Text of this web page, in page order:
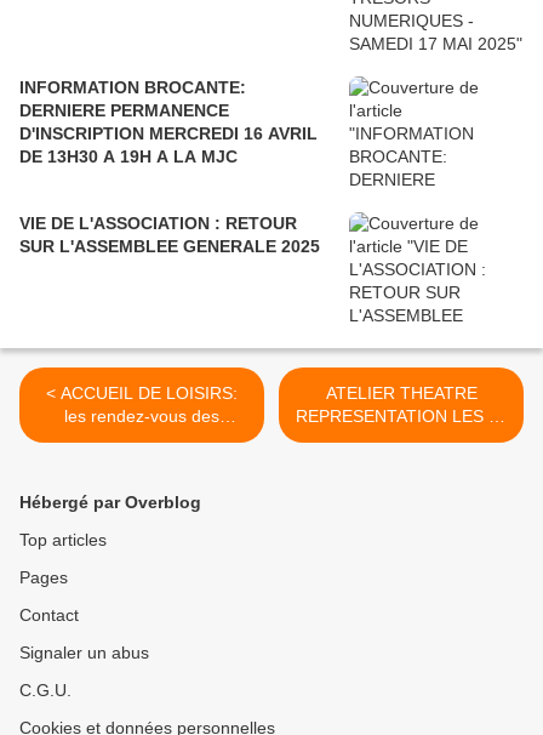
INFORMATION BROCANTE:
DERNIERE PERMANENCE
D'INSCRIPTION MERCREDI 16 AVRIL
DE 13H30 A 19H A LA MJC
VIE DE L'ASSOCIATION : RETOUR
SUR L'ASSEMBLEE GENERALE 2025
< ACCUEIL DE LOISIRS:
les rendez-vous des
mercredis, le programme
ATELIER THEATRE
REPRESENTATION LES 23
& 24 JUIN 2023 >
Hébergé par Overblog
Top articles
Pages
Contact
Signaler un abus
C.G.U.
Cookies et données personnelles